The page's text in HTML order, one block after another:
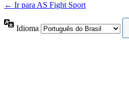
← Ir para AS Fight Sport
Idioma